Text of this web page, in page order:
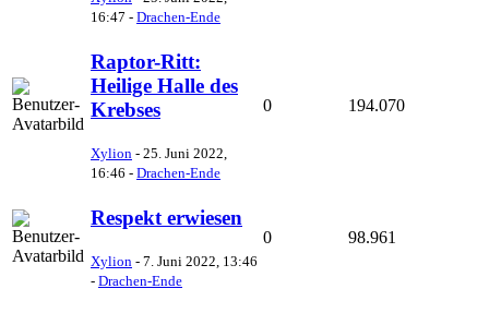
16:47 - Drachen-Ende
Raptor-Ritt:
Heilige Halle des
Krebses
Xylion - 25. Juni 2022,
16:46 - Drachen-Ende
0 194.070
Respekt erwiesen
Xylion - 7. Juni 2022, 13:46
- Drachen-Ende
0 98.961